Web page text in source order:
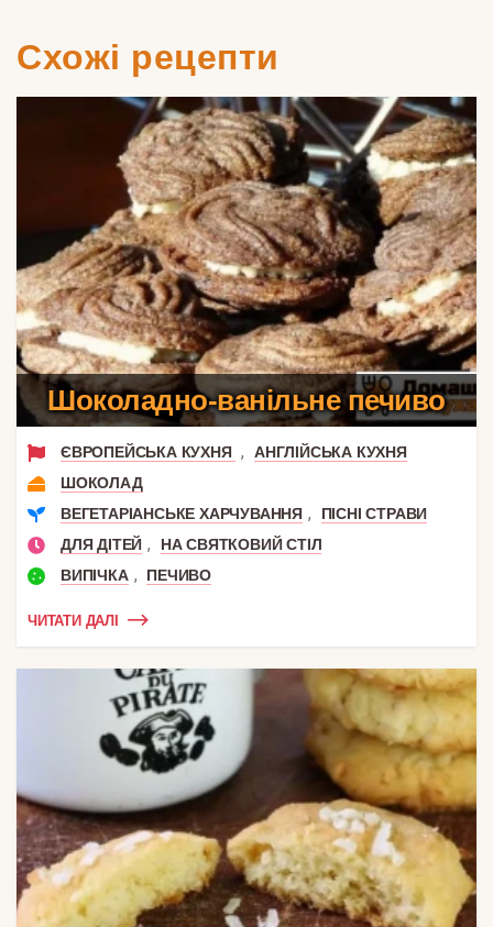
Схожі рецепти
Шоколадно-ванільне печиво
ЄВРОПЕЙСЬКА КУХНЯ ,
АНГЛІЙСЬКА КУХНЯ
ШОКОЛАД
ВЕГЕТАРІАНСЬКЕ ХАРЧУВАННЯ ,
ПІСНІ СТРАВИ
ДЛЯ ДІТЕЙ ,
НА СВЯТКОВИЙ СТІЛ
ВИПІЧКА , ПЕЧИВО
ЧИТАТИ ДАЛІ